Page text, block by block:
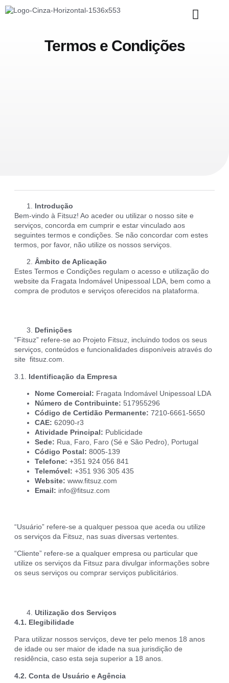
Termos e Condições
Introdução
Bem-vindo à Fitsuz! Ao aceder ou utilizar o nosso site e
serviços, concorda em cumprir e estar vinculado aos
seguintes termos e condições. Se não concordar com estes
termos, por favor, não utilize os nossos serviços.
Âmbito de Aplicação
Estes Termos e Condições regulam o acesso e utilização do
website da Fragata Indomável Unipessoal LDA, bem como a
compra de produtos e serviços oferecidos na plataforma.
Definições
“Fitsuz” refere-se ao Projeto Fitsuz, incluindo todos os seus
serviços, conteúdos e funcionalidades disponíveis através do
site fitsuz.com.
3.1. Identificação da Empresa
Nome Comercial: Fragata Indomável Unipessoal LDA
Número de Contribuinte: 517955296
Código de Certidão Permanente: 7210-6661-5650
CAE: 62090-r3
Atividade Principal: Publicidade
Sede: Rua, Faro, Faro (Sé e São Pedro), Portugal
Código Postal: 8005-139
Telefone: +351 924 056 841
Telemóvel: +351 936 305 435
Website: www.fitsuz.com
Email: info@fitsuz.com
“Usuário” refere-se a qualquer pessoa que aceda ou utilize
os serviços da Fitsuz, nas suas diversas vertentes.
“Cliente” refere-se a qualquer empresa ou particular que
utilize os serviços da Fitsuz para divulgar informações sobre
os seus serviços ou comprar serviços publicitários.
Utilização dos Serviços
4.1. Elegibilidade
Para utilizar nossos serviços, deve ter pelo menos 18 anos
de idade ou ser maior de idade na sua jurisdição de
residência, caso esta seja superior a 18 anos.
4.2. Conta de Usuário e Agência